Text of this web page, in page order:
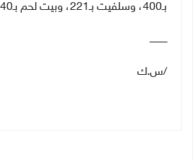
بـ400، وسلفيت بـ221، وبيت لحم بـ140.
ــــــــــــ
/س.ك